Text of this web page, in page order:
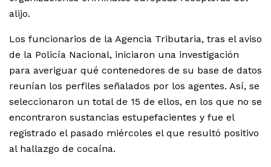
alijo.
Los funcionarios de la Agencia Tributaria, tras el aviso
de la Policía Nacional, iniciaron una investigación
para averiguar qué contenedores de su base de datos
reunían los perfiles señalados por los agentes. Así, se
seleccionaron un total de 15 de ellos, en los que no se
encontraron sustancias estupefacientes y fue el
registrado el pasado miércoles el que resultó positivo
al hallazgo de cocaína.